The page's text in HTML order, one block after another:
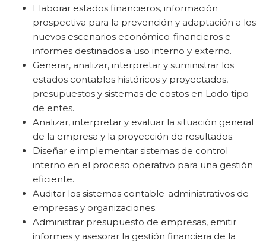
Elaborar estados financieros, información
prospectiva para la prevención y adaptación a los
nuevos escenarios económico-financieros e
informes destinados a uso interno y externo.
Generar, analizar, interpretar y suministrar los
estados contables históricos y proyectados,
presupuestos y sistemas de costos en Lodo tipo
de entes.
Analizar, interpretar y evaluar la situación general
de la empresa y la proyección de resultados.
Diseñar e implementar sistemas de control
interno en el proceso operativo para una gestión
eficiente.
Auditar los sistemas contable-administrativos de
empresas y organizaciones.
Administrar presupuesto de empresas, emitir
informes y asesorar la gestión financiera de la